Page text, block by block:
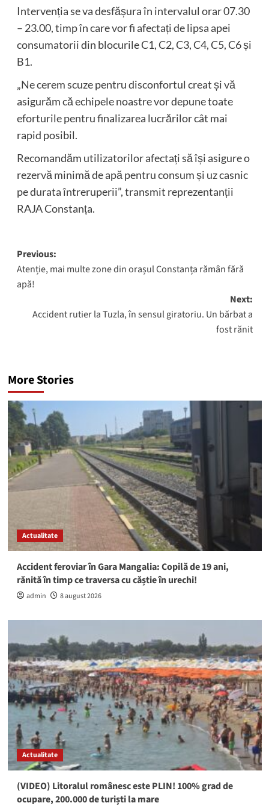
Intervenția se va desfășura în intervalul orar 07.30
– 23.00, timp în care vor fi afectați de lipsa apei
consumatorii din blocurile C1, C2, C3, C4, C5, C6 și
B1.
„Ne cerem scuze pentru disconfortul creat și vă
asigurăm că echipele noastre vor depune toate
eforturile pentru finalizarea lucrărilor cât mai
rapid posibil.
Recomandăm utilizatorilor afectați să își asigure o
rezervă minimă de apă pentru consum și uz casnic
pe durata întreruperii”, transmit reprezentanții
RAJA Constanța.
Post
navigation
Previous:
Atenție, mai multe zone din orașul Constanța rămân fără
apă!
Next:
Accident rutier la Tuzla, în sensul giratoriu. Un bărbat a
fost rănit
More Stories
Actualitate
Accident feroviar în Gara Mangalia: Copilă de 19 ani,
rănită în timp ce traversa cu căștie în urechi!
admin 8 august 2026
Actualitate
(VIDEO) Litoralul românesc este PLIN! 100% grad de
ocupare, 200.000 de turiști la mare